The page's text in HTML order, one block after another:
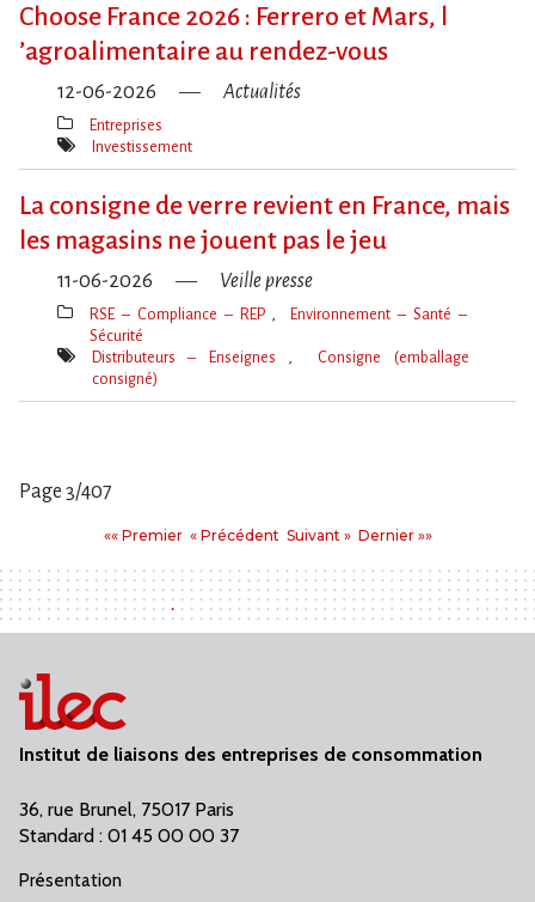
Choose France 2026 : Ferrero et Mars, l​
‌’agroalimentaire au rendez-vous
12-06-2026 Actualités
Thèmes(s)
Entreprises
Mot(s)-
Investissement
La consigne de verre revient en France, mais
les magasins ne jouent pas le jeu
11-06-2026 Veille presse
Thèmes(s)
RSE – Compliance – REP
Environnement – Santé –
Sécurité
Mot(s)-
Distributeurs – Enseignes
Consigne (emballage
consigné)
Page 3/407
«« PremierPremier
« PrécédentPrécédent
Suivant
Suivant » Dernier
Dernier »»
Institut de liaisons des entreprises de consommation
36, rue Brunel, 75017 Paris
Standard : 01 45 00 00 37
Présentation